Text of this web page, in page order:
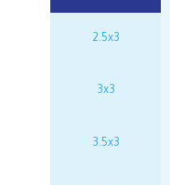
2.5x3
3x3
3.5x3